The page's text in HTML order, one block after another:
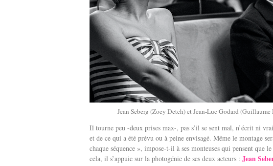
Jean Seberg (Zoey Detch) et Jean-Luc Godard
Il tourne peu -deux prises max-, pas s’il se sent mal, n’écrit ni
et de ce qui a été prévu ou à peine envisagé. Même le montage
chaque séquence », impose-t-il à ses monteuses qui pensent
cela, il s’appuie sur la photogénie de ses deux acteurs : Jean